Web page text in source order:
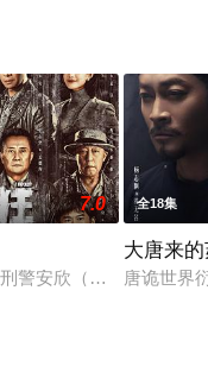
等平台了解。
》的续集之作，不仅在
7.0
警安欣（张译 饰），
全18集
大唐来
唐诡世界